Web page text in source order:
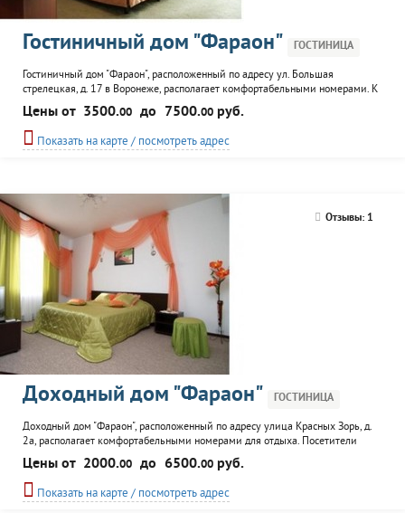
Гостиничный дом "Фараон" ГОСТИНИЦА
Гостиничный дом "Фараон", расположенный по адресу ул. Большая
стрелецкая, д. 17 в Воронеже, располагает комфортабельными номерами. К
услугам гостей: массаж, сауна, ресторан.
Цены от 3500.00 до 7500.00 руб.
Показать на карте / посмотреть адрес
Отзывы: 1
Доходный дом "Фараон" ГОСТИНИЦА
Доходный дом "Фараон", расположенный по адресу улица Красных Зорь, д.
2а, располагает комфортабельными номерами для отдыха. Посетители
доходного дома могут воспользоваться рестораном и тренажерным залом.
Цены от 2000.00 до 6500.00 руб.
Показать на карте / посмотреть адрес